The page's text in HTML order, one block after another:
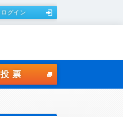
ログイン
投票